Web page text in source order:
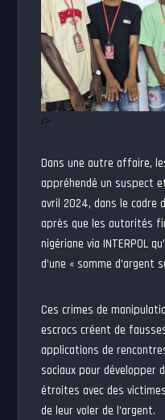
/>
Dans une autre affaire,
appréhendé un suspect
avril 2024, dans le cadre
après que les autorités
nigériane via INTERPOL
d’une « somme d’argent
Ces crimes de
escrocs créent de
applications de
sociaux pour développer
étroites avec des
de leur voler de l’argent.